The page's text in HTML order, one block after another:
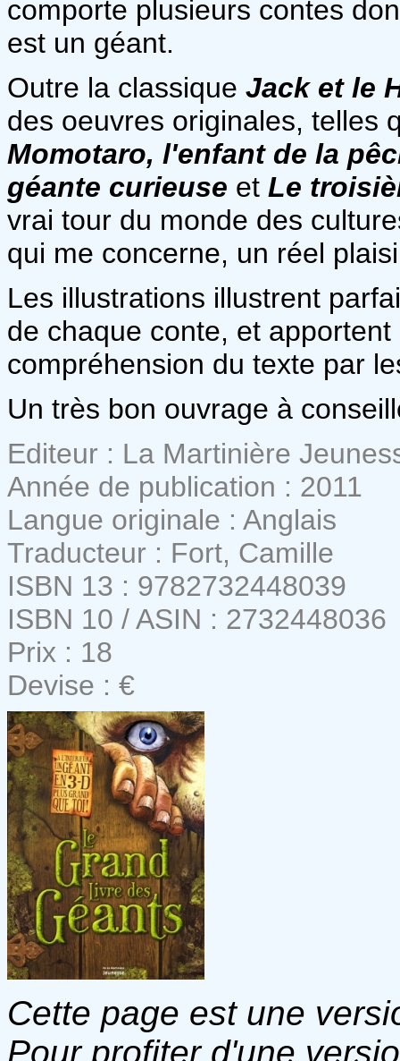
comporte plusieurs contes
est un géant.
Outre la classique Jack et le
des oeuvres originales, telles
Momotaro, l'enfant de la
géante curieuse et Le
vrai tour du monde des
qui me concerne, un réel
Les illustrations illustrent
de chaque conte, et
compréhension du texte par
Un très bon ouvrage à
Editeur : La Martinière
Année de publication : 2011
Langue originale : Anglais
Traducteur : Fort, Camille
ISBN 13 : 9782732448039
ISBN 10 / ASIN : 2732448036
Prix : 18
Devise : €
Cette page est une
Pour profiter d'une